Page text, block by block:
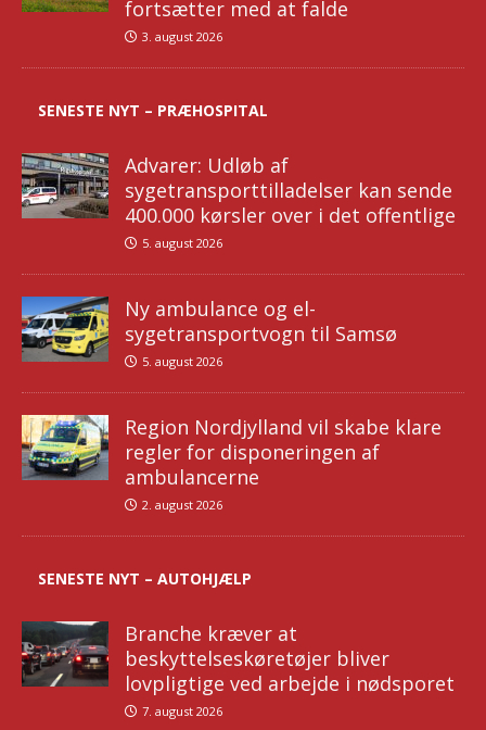
fortsætter med at falde
3. august 2026
SENESTE NYT – PRÆHOSPITAL
Advarer: Udløb af
sygetransporttilladelser kan sende
400.000 kørsler over i det offentlige
5. august 2026
Ny ambulance og el-
sygetransportvogn til Samsø
5. august 2026
Region Nordjylland vil skabe klare
regler for disponeringen af
ambulancerne
2. august 2026
SENESTE NYT – AUTOHJÆLP
Branche kræver at
beskyttelseskøretøjer bliver
lovpligtige ved arbejde i nødsporet
7. august 2026